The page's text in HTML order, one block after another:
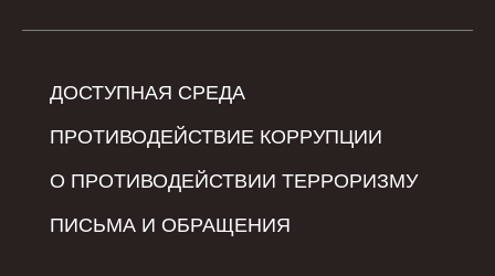
ДОСТУПНАЯ СРЕДА
ПРОТИВОДЕЙСТВИЕ КОРРУПЦИИ
О ПРОТИВОДЕЙСТВИИ ТЕРРОРИЗМУ
ПИСЬМА И ОБРАЩЕНИЯ